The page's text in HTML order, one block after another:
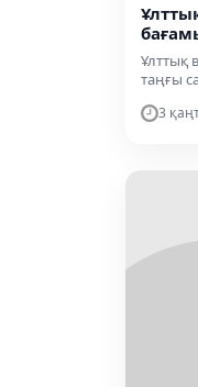
Ұлттық
таңғы
3